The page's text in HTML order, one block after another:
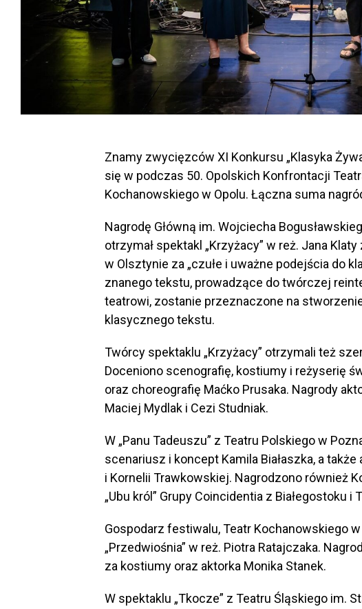
Znamy zwycięzców XI Konkursu „Klasyka
się w podczas 50. Opolskich Konfrontacji
Kochanowskiego w Opolu. Łączna suma
Nagrodę Główną im. Wojciecha
otrzymał spektakl „Krzyżacy” w reż. Jana
w Olsztynie za „czułe i uważne podejścia do
znanego tekstu, prowadzące do twórczej
teatrowi, zostanie przeznaczone na
klasycznego tekstu.
Twórcy spektaklu „Krzyżacy” otrzymali też
Doceniono scenografię, kostiumy i reżyserię
oraz choreografię Maćko Prusaka. Nagrody
Maciej Mydlak i Cezi Studniak.
W „Panu Tadeuszu” z Teatru Polskiego w
scenariusz i koncept Kamila Białaszka, a
i Kornelii Trawkowskiej. Nagrodzono również
„Ubu król” Grupy Coincidentia z Białegostoku i
Gospodarz festiwalu, Teatr Kochanowskiego
„Przedwiośnia” w reż. Piotra Ratajczaka.
za kostiumy oraz aktorka Monika Stanek.
W spektaklu „Tkocze” z Teatru Śląskiego im.